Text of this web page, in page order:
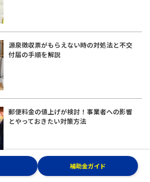
源泉徴収票がもらえない時の対処法と不交
付届の手順を解説
郵便料金の値上げが検討！事業者への影響
とやっておきたい対策方法
補助金ガイド